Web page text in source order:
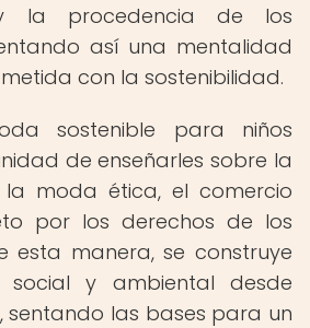
la procedencia de los
así una mentalidad
con la sostenibilidad.
sostenible para niños
de enseñarles sobre la
moda ética, el comercio
por los derechos de los
esta manera, se construye
social y ambiental desde
las bases para un